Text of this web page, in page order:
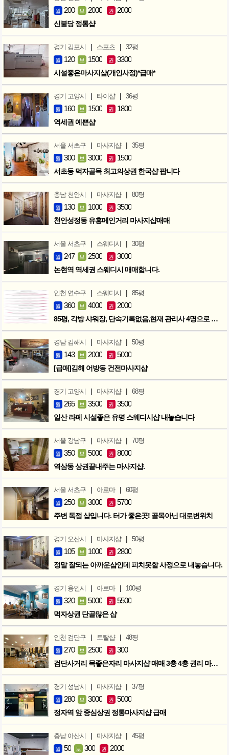
월 200 보 2000 권 2000
신불당 정통샵
경기 김포시 | 스포츠 | 32평
월 120 보 1500 권 3300
시설좋은마사지샵(개인사정)*급매*
경기 고양시 | 타이샵 | 36평
월 160 보 1500 권 1800
역세권 예쁜샵
서울 서초구 | 마사지샵 | 35평
월 300 보 3000 권 1500
서초동 먹자골목 최고의상권 한국샵 팝니다
충남 천안시 | 마사지샵 | 80평
월 130 보 1000 권 3500
천안성정동 유흥메인거리 마사지샵매매
서울 서초구 | 스웨디시 | 30평
월 247 보 2500 권 3000
논현역 역세권 스웨디시 매매합니다.
인천 연수구 | 스웨디시 | 85평
월 360 보 4000 권 2000
85평, 각방 샤워장, 단속기록없음,현재 관리사 4명으로 성업중
경남 김해시 | 마사지샵 | 50평
월 143 보 2000 권 5000
[급매]김해 어방동 건전마사지샵
경기 고양시 | 마사지샵 | 68평
월 265 보 3500 권 3500
일산 라페 시설좋은 유명 스웨디시샵 내놓습니다
서울 강남구 | 마사지샵 | 70평
월 350 보 5000 권 8000
역삼동 상권끝내주는 마사지샵.
서울 서초구 | 아로마 | 60평
월 250 보 3000 권 5700
주변 독점 샵입니다. 터가 좋은곳! 골목아닌 대로변위치
경기 오산시 | 마사지샵 | 50평
월 105 보 1000 권 2800
정말 잘되는 아까운샵인데 피치못할 사정으로 내놓습니다.
경기 용인시 | 아로마 | 100평
월 320 보 5000 권 5500
먹자상권 단골많은 샵
인천 검단구 | 토탈샵 | 48평
월 270 보 2500 권 300
검단사거리 목좋은자리 마사지샵 매매 3층 4층 권리 마지막인하 300만
경기 성남시 | 마사지샵 | 37평
월 280 보 3000 권 5000
정자역 앞 중심상권 정통마사지샵 급매
충남 아산시 | 마사지샵 | 45평
월 50 보 300 권 2000